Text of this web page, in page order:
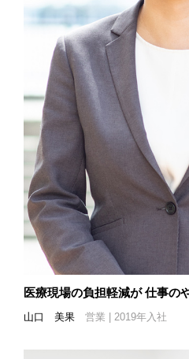
医療現場の負担軽減が仕事の
山口 美果 営業 | 2019年入社